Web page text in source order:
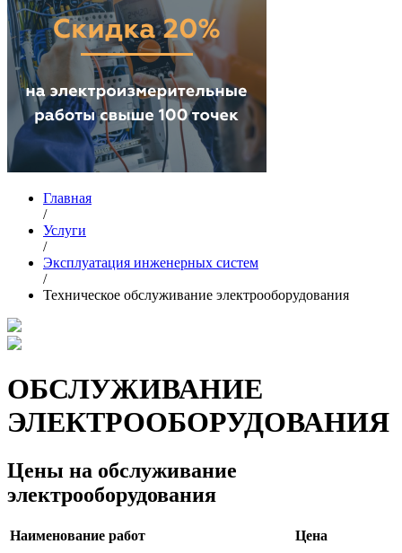
Главная
/
Услуги
/
Эксплуатация инженерных систем
/
Техническое обслуживание электрооборудования
ОБСЛУЖИВАНИЕ
ЭЛЕКТРООБОРУДОВАНИЯ
Цены на обслуживание
электрооборудования
Наименование работ Цена